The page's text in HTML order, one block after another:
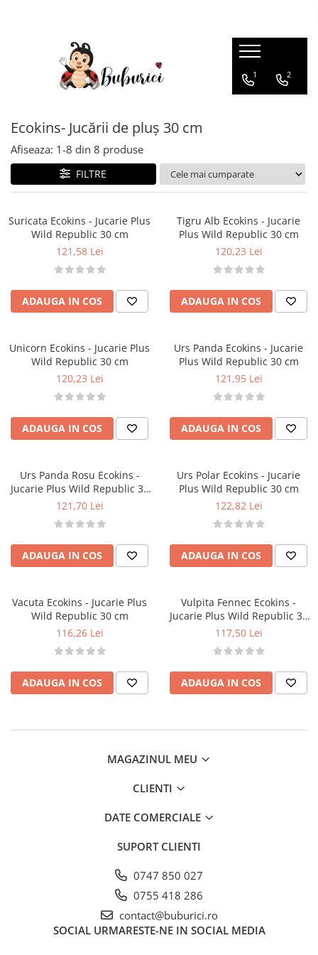
Construcții
Accesorii
Exterior
Interior
Diverse
Mașinuțe
0-1 Ani
8-10 Ani
1 2
Ecokins- Jucării de pluș 30 cm
Afiseaza: 1-8 din 8 produse
FILTRE
Suricata Ecokins - Jucarie Plus
Wild Republic 30 cm
121,58 Lei
ADAUGA IN COS
Tigru Alb Ecokins - Jucarie
Plus Wild Republic 30 cm
120,23 Lei
ADAUGA IN COS
Unicorn Ecokins - Jucarie Plus
Wild Republic 30 cm
120,23 Lei
ADAUGA IN COS
Urs Panda Ecokins - Jucarie
Plus Wild Republic 30 cm
121,95 Lei
ADAUGA IN COS
Urs Panda Rosu Ecokins -
Jucarie Plus Wild Republic 30
cm
121,70 Lei
ADAUGA IN COS
Urs Polar Ecokins - Jucarie
Plus Wild Republic 30 cm
122,82 Lei
ADAUGA IN COS
Vacuta Ecokins - Jucarie Plus
Wild Republic 30 cm
116,26 Lei
ADAUGA IN COS
Vulpita Fennec Ecokins -
Jucarie Plus Wild Republic 30
cm
117,50 Lei
ADAUGA IN COS
MAGAZINUL MEU
CLIENTI
DATE COMERCIALE
SUPORT CLIENTI
0747 850 027
0755 418 286
contact@buburici.ro
SOCIAL URMARESTE-NE IN SOCIAL MEDIA